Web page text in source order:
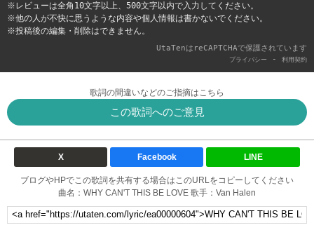
※レビューは全角10文字以上、500文字以内で入力してください。
※他の人が不快に思うような内容や個人情報は書かないでください。
※投稿後の編集・削除はできません。
UtaTenはreCAPTCHAで保護されています
プライバシー - 利用契約
歌詞の間違いなどのご指摘はこちら
この歌詞へのご意見
X Facebook LINE
ブログやHPでこの歌詞を共有する場合はこのURLをコピーしてください
曲名：WHY CAN'T THIS BE LOVE 歌手：Van Halen